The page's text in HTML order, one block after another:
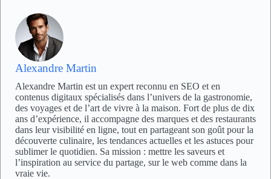
Alexandre Martin
Alexandre Martin est un expert reconnu en SEO et en
contenus digitaux spécialisés dans l’univers de la gastronomie,
des voyages et de l’art de vivre à la maison. Fort de plus de dix
ans d’expérience, il accompagne des marques et des restaurants
dans leur visibilité en ligne, tout en partageant son goût pour la
découverte culinaire, les tendances actuelles et les astuces pour
sublimer le quotidien. Sa mission : mettre les saveurs et
l’inspiration au service du partage, sur le web comme dans la
vraie vie.